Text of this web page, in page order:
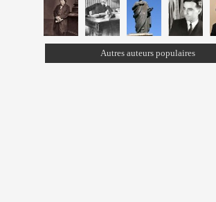
Autres auteurs populaires